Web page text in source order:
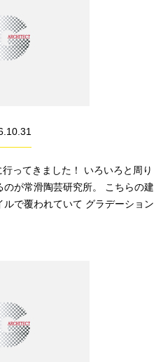
ってきました！ いろいろと周り
が常滑陶芸研究所。 こちらの建
で覆われていて グラデーション